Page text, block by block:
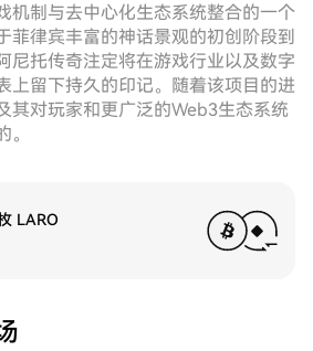
机制与去中心化生态系统整合的一个
菲律宾丰富的神话景观的初创阶段到
尼托传奇注定将在游戏行业以及数字
上留下持久的印记。随着该项目的进
其对玩家和更广泛的Web3生态系统
LARO